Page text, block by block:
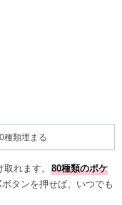
リバードポーチの場所